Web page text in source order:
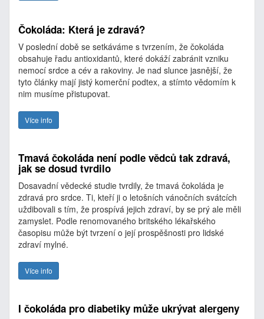
Čokoláda: Která je zdravá?
V poslední době se setkáváme s tvrzením, že čokoláda
obsahuje řadu antioxidantů, které dokáží zabránit vzniku
nemocí srdce a cév a rakoviny. Je nad slunce jasnější, že
tyto články mají jistý komerční podtex, a stímto vědomím k
nim musíme přistupovat.
Více info
Tmavá čokoláda není podle vědců tak zdravá,
jak se dosud tvrdilo
Dosavadní vědecké studie tvrdily, že tmavá čokoláda je
zdravá pro srdce. Ti, kteří ji o letošních vánočních svátcích
uždibovali s tím, že prospívá jejich zdraví, by se prý ale měli
zamyslet. Podle renomovaného britského lékařského
časopisu může být tvrzení o její prospěšnosti pro lidské
zdraví mylné.
Více info
I čokoláda pro diabetiky může ukrývat alergeny